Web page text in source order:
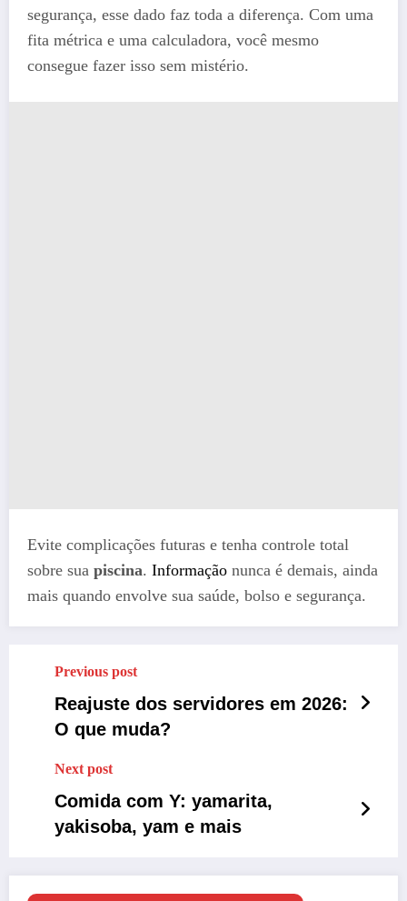
segurança, esse dado faz toda a diferença. Com uma
fita métrica e uma calculadora, você mesmo
consegue fazer isso sem mistério.
Evite complicações futuras e tenha controle total
sobre sua piscina. Informação nunca é demais, ainda
mais quando envolve sua saúde, bolso e segurança.
Previous post
Reajuste dos servidores em 2026:
O que muda?
Next post
Comida com Y: yamarita,
yakisoba, yam e mais